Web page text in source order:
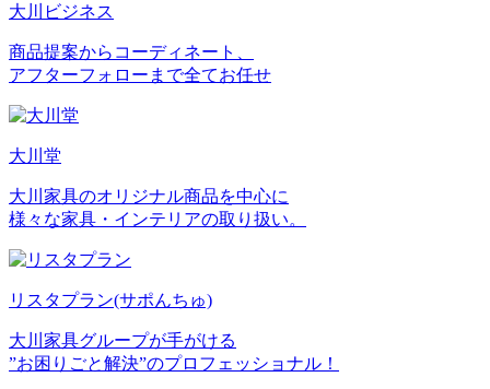
大川ビジネス
商品提案からコーディネート、
アフターフォローまで全てお任せ
大川堂
大川家具のオリジナル商品を中心に
様々な家具・インテリアの取り扱い。
リスタプラン(サポんちゅ)
大川家具グループが手がける
”お困りごと解決”のプロフェッショナル！